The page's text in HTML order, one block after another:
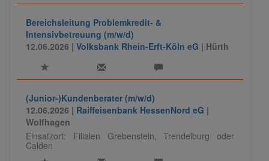
Bereichsleitung Problemkredit- &
Intensivbetreuung (m/w/d)
12.06.2026 | Volksbank Rhein-Erft-Köln eG | Hürth
(Junior-)Kundenberater (m/w/d)
12.06.2026 | Raiffeisenbank HessenNord eG |
Wolfhagen
Einsatzort: Filialen Grebenstein, Trendelburg oder
Calden